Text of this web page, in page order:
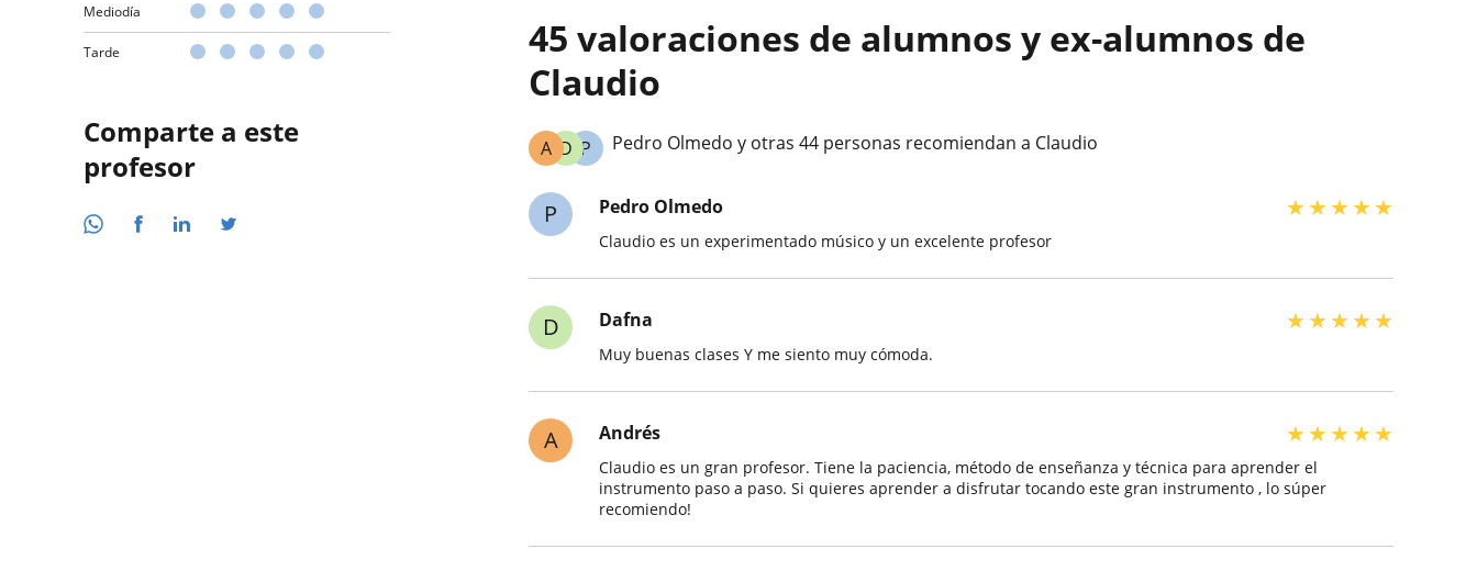
Mediodía
Tarde
Comparte a este
profesor
45 valoraciones de alumnos y ex-alumnos de
Claudio
P
D
A Pedro Olmedo y otras 44 personas recomiendan a Claudio
P Pedro Olmedo ★★★★★
Claudio es un experimentado músico y un excelente profesor
D Dafna ★★★★★
Muy buenas clases Y me siento muy cómoda.
A Andrés ★★★★★
Claudio es un gran profesor. Tiene la paciencia, método de enseñanza y técnica para aprender el
instrumento paso a paso. Si quieres aprender a disfrutar tocando este gran instrumento , lo súper
recomiendo!